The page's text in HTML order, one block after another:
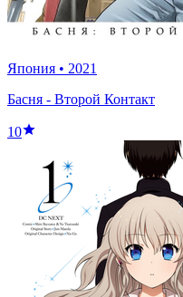
Япония • 2021
Басня - Второй Контакт
10